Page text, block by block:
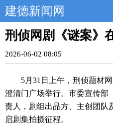
建德新闻网
刑侦网剧《谜案》
2026-06-02 08:05
5月31日上午，刑侦题材
澄清门广场举行。市委宣传部
责人，剧组出品方、主创团队
启剧集拍摄征程。